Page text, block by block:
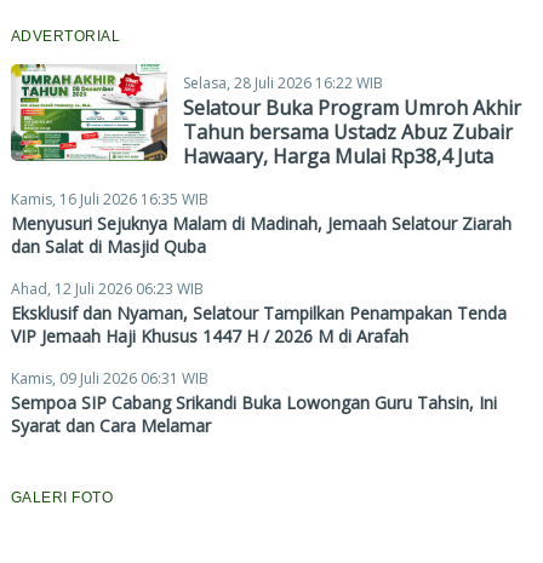
ADVERTORIAL
Selasa, 28 Juli 2026 16:22 WIB
Selatour Buka Program Umroh Akhir
Tahun bersama Ustadz Abuz Zubair
Hawaary, Harga Mulai Rp38,4 Juta
Kamis, 16 Juli 2026 16:35 WIB
Menyusuri Sejuknya Malam di Madinah, Jemaah Selatour Ziarah
dan Salat di Masjid Quba
Ahad, 12 Juli 2026 06:23 WIB
Eksklusif dan Nyaman, Selatour Tampilkan Penampakan Tenda
VIP Jemaah Haji Khusus 1447 H / 2026 M di Arafah
Kamis, 09 Juli 2026 06:31 WIB
Sempoa SIP Cabang Srikandi Buka Lowongan Guru Tahsin, Ini
Syarat dan Cara Melamar
GALERI FOTO